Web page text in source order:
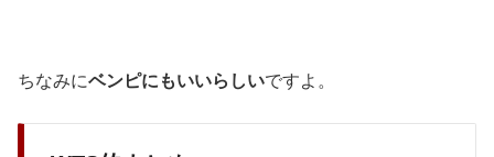
ちなみにベンピにもいいらしいですよ。